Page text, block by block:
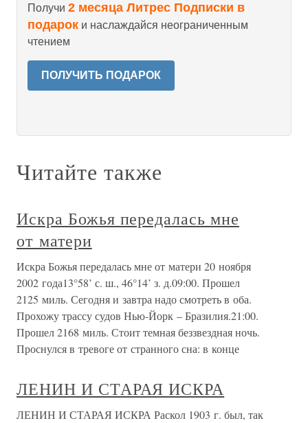
Получи 2 месяца Литрес Подписки в
подарок и наслаждайся неограниченным
чтением
ПОЛУЧИТЬ ПОДАРОК
Читайте также
Искра Божья передалась мне
от матери
Искра Божья передалась мне от матери 20 ноября
2002 года13°58’ с. ш., 46°14’ з. д.09:00. Прошел
2125 миль. Сегодня и завтра надо смотреть в оба.
Прохожу трассу судов Нью-Йорк – Бразилия.21:00.
Прошел 2168 миль. Стоит темная беззвездная ночь.
Проснулся в тревоге от странного сна: в конце
ЛЕНИН И СТАРАЯ ИСКРА
ЛЕНИН И СТАРАЯ ИСКРА Раскол 1903 г. был, так